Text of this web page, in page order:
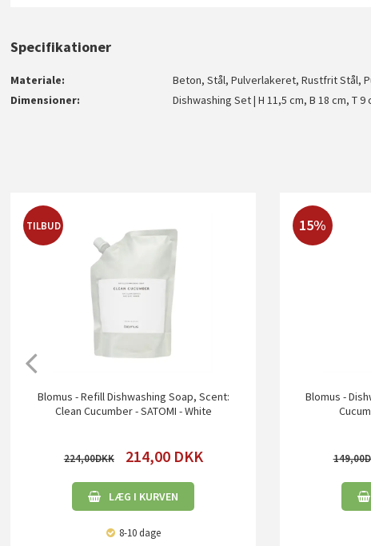
Specifikationer
Materiale
Beton, Stål, Pulverlakeret, Rustfrit Stål,
Dimensioner
Dishwashing Set | H 11,5 cm, B 18 cm, T 9
TILBUD
Blomus - Refill Dishwashing Soap, Scent:
Clean Cucumber - SATOMI - White
224,00 214,00 DKK
LÆG I KURVEN
8-10 dage
15%
Blomus -
149,00